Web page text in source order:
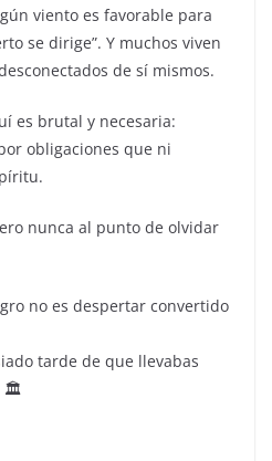
viento es favorable para
se dirige”. Y muchos viven
de sí mismos.
es brutal y necesaria:
obligaciones que ni
nunca al punto de olvidar
no es despertar convertido
tarde de que llevabas
🏛️